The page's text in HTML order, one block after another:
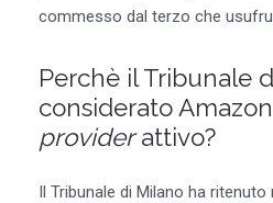
commesso dal terzo che
Perchè il Tribunale
considerato
providerattivo?
Il Tribunale di Milano ha